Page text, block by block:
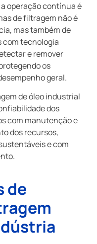
operação contínua é
de filtragem não é
mas também de
com tecnologia
e remover
os
geral.
de óleo industrial
dos
com manutenção e
dos recursos,
e com
de